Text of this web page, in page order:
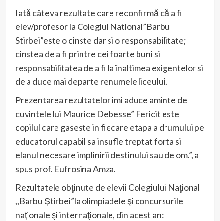
Iată câteva rezultate care reconfirmă că a fi
elev/profesor la Colegiul National”Barbu
Stirbei”este o cinste dar si o responsabilitate;
cinstea de a fi printre cei foarte buni si
responsabilitatea de a fi la înaltimea exigentelor si
de a duce mai departe renumele liceului.
Prezentarea rezultatelor imi aduce aminte de
cuvintele lui Maurice Debesse” Fericit este
copilul care gaseste in fiecare etapa a drumului pe
educatorul capabil sa insufle treptat forta si
elanul necesare implinirii destinului sau de om.”, a
spus prof. Eufrosina Amza.
Rezultatele obţinute de elevii Colegiului Naţional
,,Barbu Ştirbei”la olimpiadele şi concursurile
naţionale şi internaţionale, din acest an: